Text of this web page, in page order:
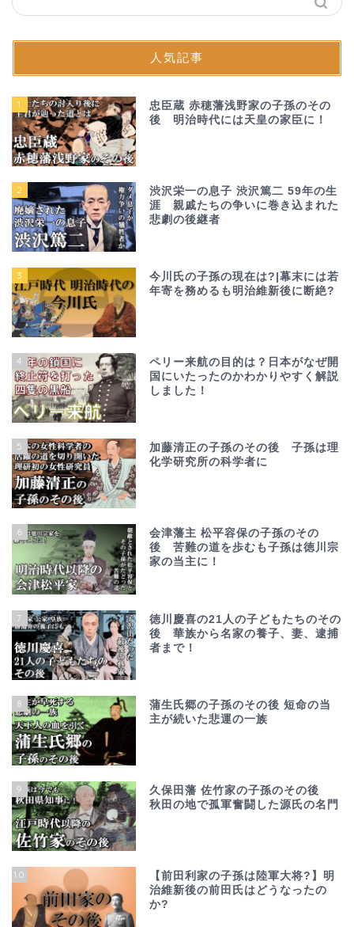
人気記事
1
忠臣蔵 赤穂藩浅野家の子孫のその
後 明治時代には天皇の家臣に！
2
渋沢栄一の息子 渋沢篤二 59年の生
涯 親戚たちの争いに巻き込まれた
悲劇の後継者
3
今川氏の子孫の現在は?|幕末には若
年寄を務めるも明治維新後に断絶?
4
ペリー来航の目的は？日本がなぜ開
国にいたったのかわかりやすく解説
しました！
5
加藤清正の子孫のその後 子孫は理
化学研究所の科学者に
6
会津藩主 松平容保の子孫のその
後 苦難の道を歩むも子孫は徳川宗
家の当主に！
7
徳川慶喜の21人の子どもたちのその
後 華族から名家の養子、妻、逮捕
者まで！
8
蒲生氏郷の子孫のその後 短命の当
主が続いた悲運の一族
9
久保田藩 佐竹家の子孫のその後
秋田の地で孤軍奮闘した源氏の名門
10
【前田利家の子孫は陸軍大将?】明
治維新後の前田氏はどうなったの
か?